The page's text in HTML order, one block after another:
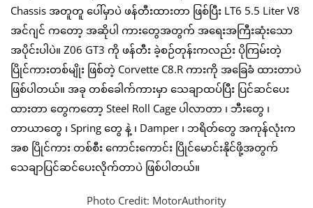
Chassis အတူတူ ပေါ်မှာပဲ ဖန်တီးထားတာ ဖြစ်ပြီး LT6 5.5 Liter V8
အင်ဂျင် ကတော့ အဆိုပါ ကားတွေအတွက် အရေးအကြီးဆုံးသော
အပိုင်းပါပဲ။ Z06 GT3 ကို ဖန်တီး ခဲ့စဉ်တုန်းကလည်း ပိုကြမ်းတဲ့
ပြိုင်ကားတစ်မျိုး ဖြစ်တဲ့ Corvette C8.R ကားကို အခြေခံ ထားတာပဲ
ဖြစ်ပါတယ်။ အခု တစ်ခေါက်ကားမှာ သေချာထပ်ပြီး ပြင်ဆင်ပေး
ထားတာ တွေကတော့ Steel Roll Cage ပါလာတာ ၊ ဘီးတွေ ၊
တာယာတွေ ၊ Spring တွေ နဲ့ ၊ Damper ၊ ဘရိတ်တွေ အကုန်လုံးက
အစ ပြိုင်ကား တစ်စီး ကောင်းကောင်း ပြိုင်မောင်းနိုင်ဖို့အတွက်
သေချာပြင်ဆင်ပေးလိုက်တာပဲ ဖြစ်ပါတယ်။
Photo Credit: MotorAuthority